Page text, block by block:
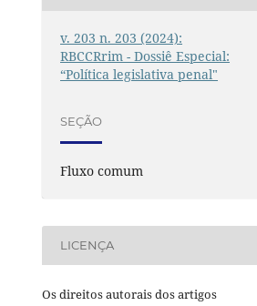
v. 203 n. 203 (2024):
RBCCRrim - Dossiê Especial:
“Política legislativa penal"
SEÇÃO
Fluxo comum
LICENÇA
Os direitos autorais dos artigos